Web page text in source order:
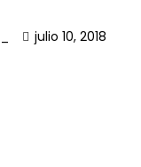
julio 10, 2018